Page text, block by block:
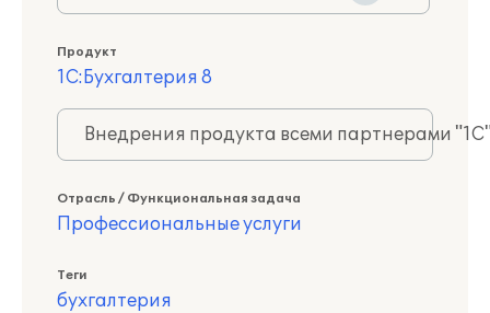
Продукт
1С:Бухгалтерия 8
Внедрения продукта всеми партнерами
Отрасль / Функциональная задача
Профессиональные услуги
Теги
бухгалтерия